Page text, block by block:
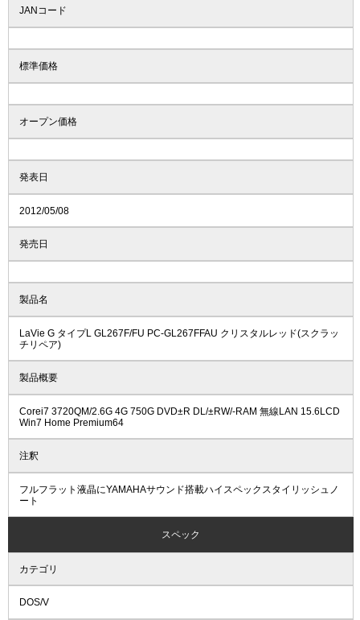
JANコード
標準価格
オープン価格
発表日
2012/05/08
発売日
製品名
LaVie G タイプL GL267F/FU PC-GL267FFAU クリスタルレッド(スクラッ
チリペア)
製品概要
Corei7 3720QM/2.6G 4G 750G DVD±R DL/±RW/-RAM 無線LAN 15.6LCD
Win7 Home Premium64
注釈
フルフラット液晶にYAMAHAサウンド搭載ハイスペックスタイリッシュノ
ート
スペック
カテゴリ
DOS/V